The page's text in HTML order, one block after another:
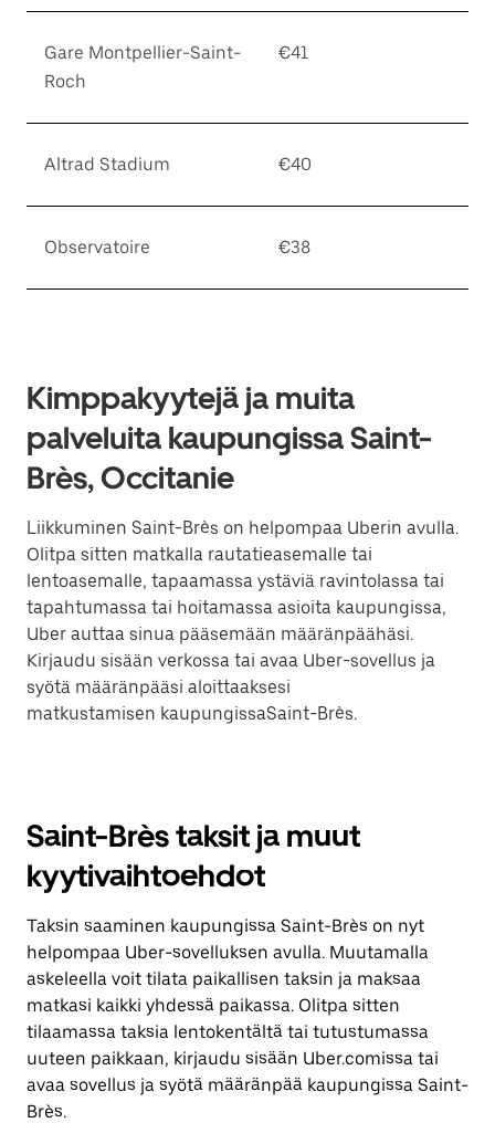
Gare Montpellier-Saint-
Roch
€41
Altrad Stadium €40
Observatoire €38
Kimppakyytejä ja muita
palveluita kaupungissa Saint-
Brès, Occitanie
Liikkuminen Saint-Brès on helpompaa Uberin avulla.
Olitpa sitten matkalla rautatieasemalle tai
lentoasemalle, tapaamassa ystäviä ravintolassa tai
tapahtumassa tai hoitamassa asioita kaupungissa,
Uber auttaa sinua pääsemään määränpäähäsi.
Kirjaudu sisään verkossa tai avaa Uber-sovellus ja
syötä määränpääsi aloittaaksesi
matkustamisen kaupungissaSaint-Brès.
Saint-Brès taksit ja muut
kyytivaihtoehdot
Taksin saaminen kaupungissa Saint-Brès on nyt
helpompaa Uber-sovelluksen avulla. Muutamalla
askeleella voit tilata paikallisen taksin ja maksaa
matkasi kaikki yhdessä paikassa. Olitpa sitten
tilaamassa taksia lentokentältä tai tutustumassa
uuteen paikkaan, kirjaudu sisään Uber.comissa tai
avaa sovellus ja syötä määränpää kaupungissa Saint-
Brès.